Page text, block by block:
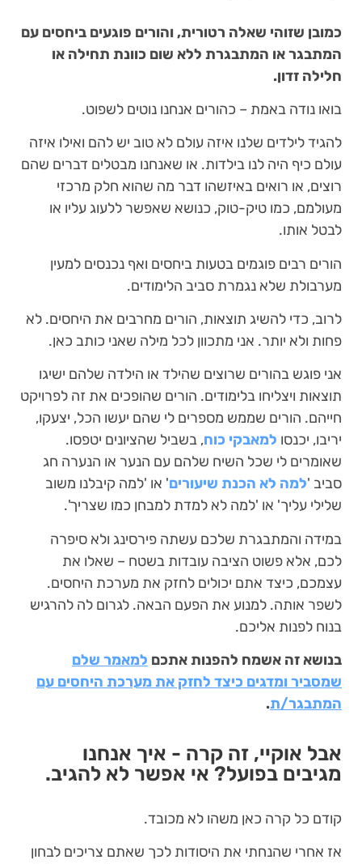
כמובן שזוהי שאלה רטורית, והורים פוגעים ביחסים עם
המתבגר או המתבגרת ללא שום כוונת תחילה או
חלילה זדון.
בואו נודה באמת – כהורים אנחנו נוטים לשפוט.
להגיד לילדים שלנו איזה עולם לא טוב יש להם ואילו איזה
עולם כיף היה לנו בילדות. או שאנחנו מבטלים דברים שהם
רוצים, או רואים באיזשהו דבר מה שהוא חלק מרכזי
מעולמם, כמו טיק-טוק, כנושא שאפשר ללעוג עליו או
לבטל אותו.
הורים רבים פוגמים בטעות ביחסים ואף נכנסים למעין
מערבולת שלא נגמרת סביב הלימודים.
לרוב, כדי להשיג תוצאות, הורים מחרבים את היחסים. לא
פחות ולא יותר. אני מתכוון לכל מילה שאני כותב כאן.
אני פוגש בהורים שרוצים שהילד או הילדה שלהם ישיגו
תוצאות ויצליחו בלימודים. הורים שהופכים את זה לפרויקט
חייהם. הורים שממש מספרים לי שהם יעשו הכל, יצעקו,
יריבו, יכנסו למאבקי כוח, בשביל שהציונים יטפסו.
שאומרים לי שכל השיח שלהם עם הנער או הנערה חג
סביב 'למה לא הכנת שיעורים' או 'למה קיבלנו משוב
שלילי עליך' או 'למה לא למדת למבחן כמו שצריך'.
במידה והמתבגרת שלכם עשתה פירסינג ולא סיפרה
לכם, אלא פשוט הציבה עובדות בשטח – שאלו את
עצמכם, כיצד אתם יכולים לחזק את מערכת היחסים.
לשפר אותה. למנוע את הפעם הבאה. לגרום לה להרגיש
בנוח לפנות אליכם.
בנושא זה אשמח להפנות אתכם למאמר שלם
שמסביר ומדגים כיצד לחזק את מערכת היחסים עם
המתבגר/ת.
אבל אוקיי, זה קרה - איך אנחנו
מגיבים בפועל? אי אפשר לא להגיב.
קודם כל קרה כאן משהו לא מכובד.
אז אחרי שהנחתי את היסודות לכך שאתם צריכים לבחון